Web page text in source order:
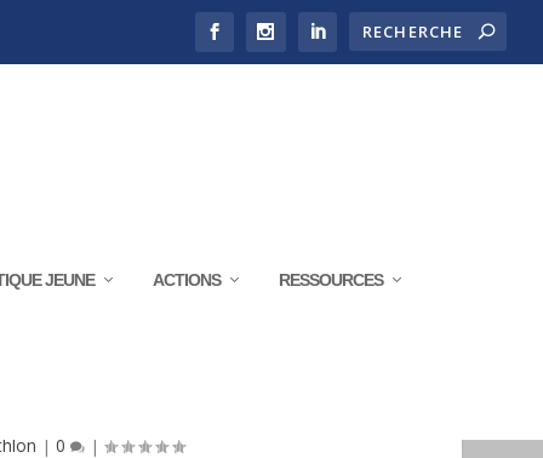
JEUNE ACTIONS RESSOURCES
| 0 |